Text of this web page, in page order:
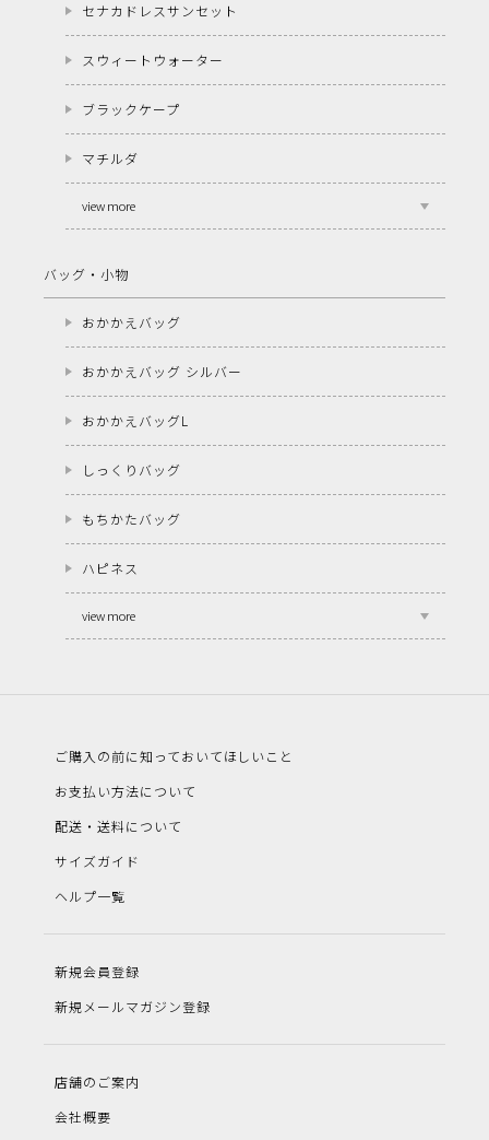
セナカドレスサンセット
スウィートウォーター
ブラックケープ
マチルダ
view more
バッグ・小物
おかかえバッグ
おかかえバッグ シルバー
おかかえバッグL
しっくりバッグ
もちかたバッグ
ハピネス
view more
ご購入の前に知っておいてほしいこと
お支払い方法について
配送・送料について
サイズガイド
ヘルプ一覧
新規会員登録
新規メールマガジン登録
店舗のご案内
会社概要